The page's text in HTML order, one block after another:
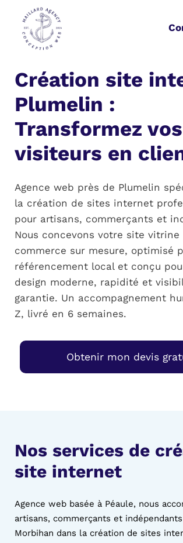
contenu
Création site
Plumelin :
Transformez vos
visiteurs en
Agence web près de Plumelin
la création de sites internet
pour artisans, commerçants et
Nous concevons votre site vitrine
commerce sur mesure, optimisé
référencement local et conçu
design moderne, rapidité et
garantie. Un accompagnement
Z, livré en 6 semaines.
Obtenir mon devis
Nos services de
site internet
Agence web basée à Péaule, nous
artisans, commerçants et
Morbihan dans la création de sites